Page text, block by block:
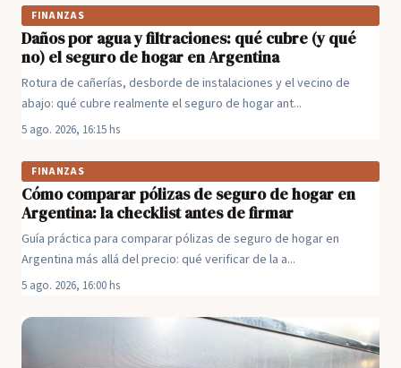
FINANZAS
Daños por agua y filtraciones: qué cubre (y qué
no) el seguro de hogar en Argentina
Rotura de cañerías, desborde de instalaciones y el vecino de
abajo: qué cubre realmente el seguro de hogar ant...
5 ago. 2026, 16:15 hs
FINANZAS
Cómo comparar pólizas de seguro de hogar en
Argentina: la checklist antes de firmar
Guía práctica para comparar pólizas de seguro de hogar en
Argentina más allá del precio: qué verificar de la a...
5 ago. 2026, 16:00 hs